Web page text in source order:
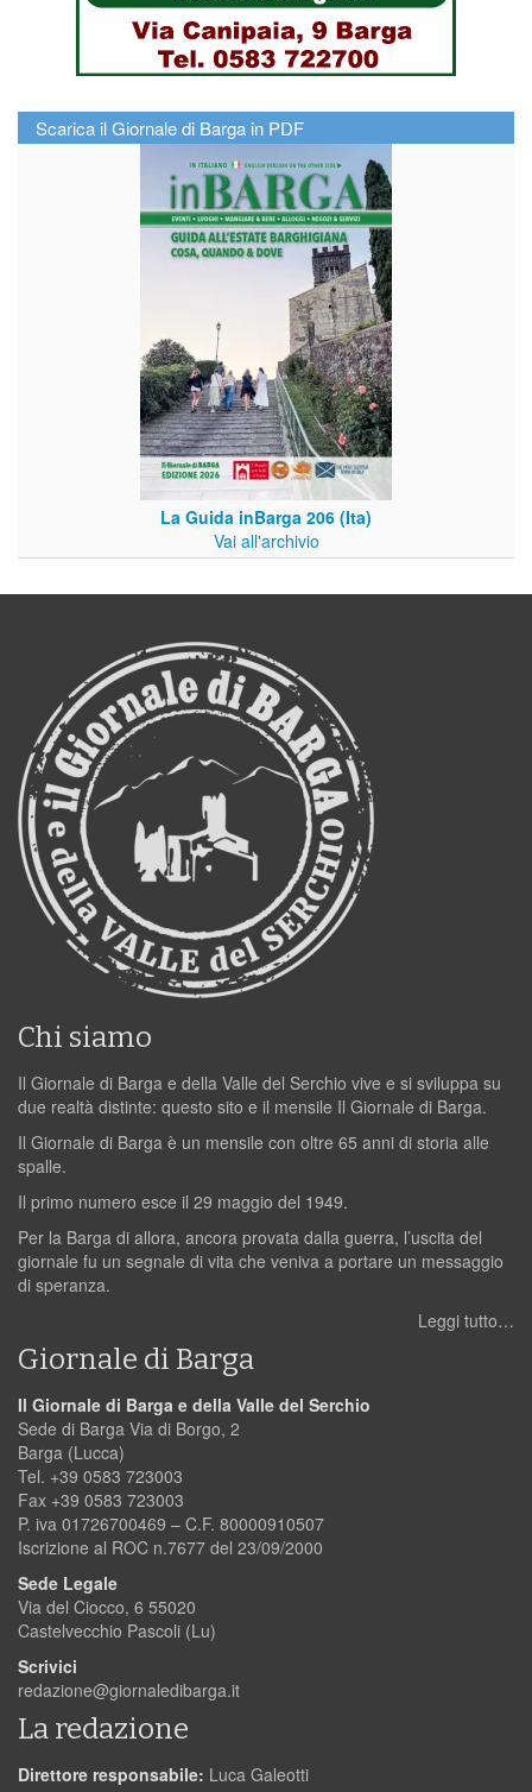
Scarica il Giornale di Barga in PDF
La Guida inBarga 206 (Ita)
Vai all'archivio
Chi siamo
Il Giornale di Barga e della Valle del Serchio vive e si sviluppa su
due realtà distinte: questo sito e il mensile Il Giornale di Barga.
Il Giornale di Barga è un mensile con oltre 65 anni di storia alle
spalle.
Il primo numero esce il 29 maggio del 1949.
Per la Barga di allora, ancora provata dalla guerra, l’uscita del
giornale fu un segnale di vita che veniva a portare un messaggio
di speranza.
Leggi tutto…
Giornale di Barga
Il Giornale di Barga e della Valle del Serchio
Sede di Barga Via di Borgo, 2
Barga (Lucca)
Tel. +39 0583 723003
Fax +39 0583 723003
P. iva 01726700469 – C.F. 80000910507
Iscrizione al ROC n.7677 del 23/09/2000
Sede Legale
Via del Ciocco, 6 55020
Castelvecchio Pascoli (Lu)
Scrivici
redazione@giornaledibarga.it
La redazione
Direttore responsabile: Luca Galeotti